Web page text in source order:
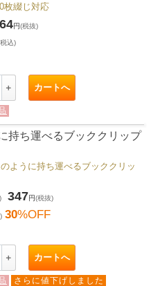
枚綴じ対応
64円(税抜)
込)
＋ カートへ
持ち運べるブッククリップ
ように持ち運べるブッククリッ
347円(税抜)
30%OFF
＋ カートへ
さらに値下げしました